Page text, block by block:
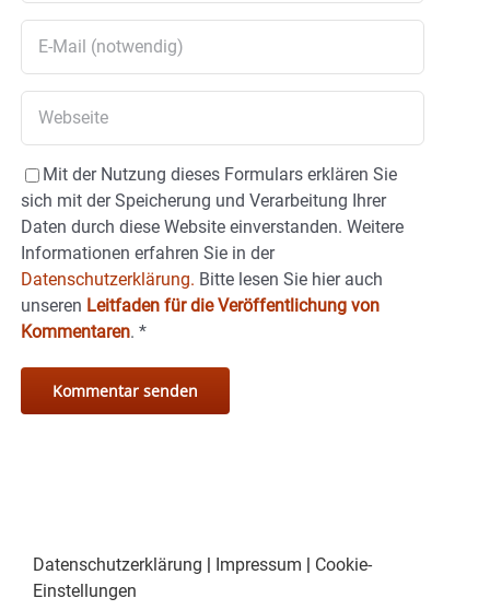
Mit der Nutzung dieses Formulars erklären Sie
sich mit der Speicherung und Verarbeitung Ihrer
Daten durch diese Website einverstanden. Weitere
Informationen erfahren Sie in der
Datenschutzerklärung. Bitte lesen Sie hier auch
unseren Leitfaden für die Veröffentlichung von
Kommentaren. *
Datenschutzerklärung | Impressum | Cookie-
Einstellungen